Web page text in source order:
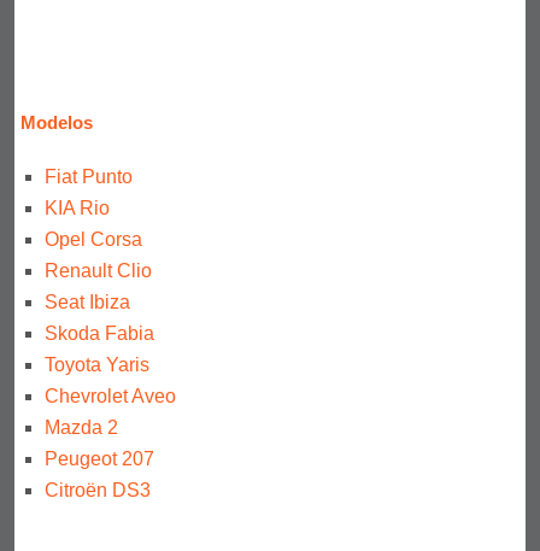
Modelos
Fiat Punto
KIA Rio
Opel Corsa
Renault Clio
Seat Ibiza
Skoda Fabia
Toyota Yaris
Chevrolet Aveo
Mazda 2
Peugeot 207
Citroën DS3